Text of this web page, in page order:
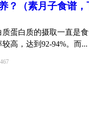
？（素月子食谱，
蛋白质的摄取一直是
高，达到92-94%。而...